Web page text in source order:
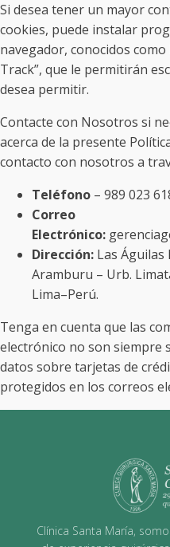
Si desea tener un mayor
cookies, puede instalar
navegador, conocidos
Track”, que le permitirán
desea permitir.
Contacte con Nosotros si
acerca de la presente
contacto con nosotros a
Teléfono – 989 023
Correo
Electrónico:
Dirección: Las Águilas
Aramburu – Urb.
Lima–Perú.
Tenga en cuenta que las
electrónico no son siempre
datos sobre tarjetas de
protegidos en los correos
Clínica Santa María,